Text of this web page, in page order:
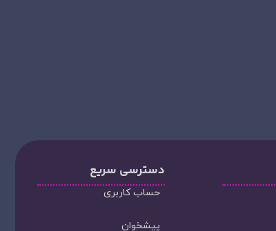
دسترسی سریع
حساب کاربری
پیشخوان